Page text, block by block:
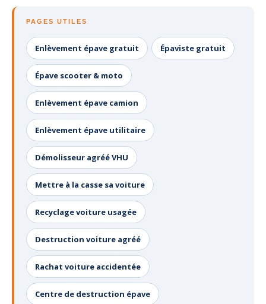
PAGES UTILES
Enlèvement épave gratuit Épaviste gratuit
Épave scooter & moto
Enlèvement épave camion
Enlèvement épave utilitaire
Démolisseur agréé VHU
Mettre à la casse sa voiture
Recyclage voiture usagée
Destruction voiture agréé
Rachat voiture accidentée
Centre de destruction épave